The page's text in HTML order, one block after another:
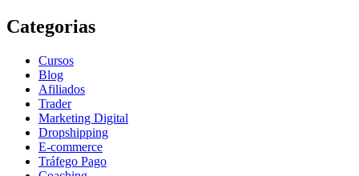
Categorias
Cursos
Blog
Afiliados
Trader
Marketing Digital
Dropshipping
E-commerce
Tráfego Pago